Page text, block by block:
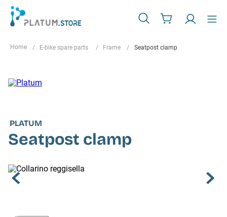
E-bike spare parts Frame Seatpost clamp
PLATUM
Seatpost clamp